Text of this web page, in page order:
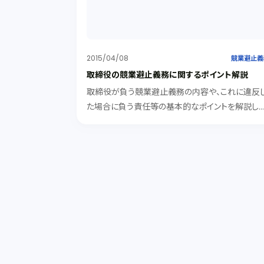
2015/04/08 競業避止
取締役の競業避止義務に関するポイント解説
取締役が負う競業避止義務の内容や、これに違反
た場合に負う責任等の基本的なポイントを解説しま